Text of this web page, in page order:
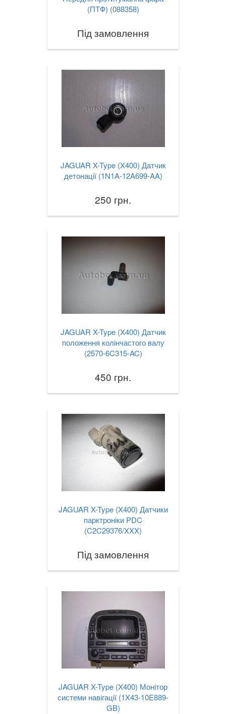
(ПТФ) (088358)
Під замовлення
JAGUAR X-Type (X400) Датчик
детонації (1N1A-12A699-AA)
250 грн.
JAGUAR X-Type (X400) Датчик
положення колінчастого валу
(2570-6C315-AC)
450 грн.
JAGUAR X-Type (X400) Датчики
парктроніки PDC
(C2C29376/XXX)
Під замовлення
JAGUAR X-Type (X400) Монітор
системи навігації (1X43-10E889-
GB)